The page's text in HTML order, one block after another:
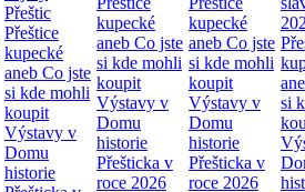
Přeštic
Přeštice
kupecké
aneb Co jste
si kde mohli
koupit
Výstavy v
Domu
historie
kupecké
aneb Co jste
si kde mohli
koupit
Výstavy v
Domu
historie
Přešticka v
roce 2026
kupecké
aneb Co jste
si kde mohli
koupit
Výstavy v
Domu
historie
Přešticka v
roce 2026
si